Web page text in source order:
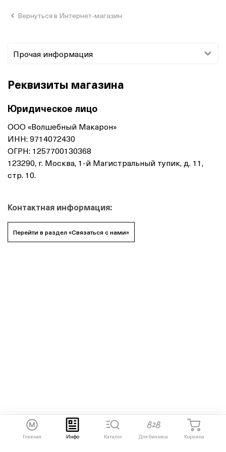
Вернуться в Интернет-магазин
Прочая информация
Реквизиты магазина
Юридическое лицо
ООО «Волшебный Макарон»
ИНН: 9714072430
ОГРН: 1257700130368
123290, г. Москва, 1-й Магистральный тупик, д. 11,
cтр. 10.
Контактная информация:
Перейти в раздел «Связаться с нами»
Главная Инфо Каталог Для бизнеса Корзина